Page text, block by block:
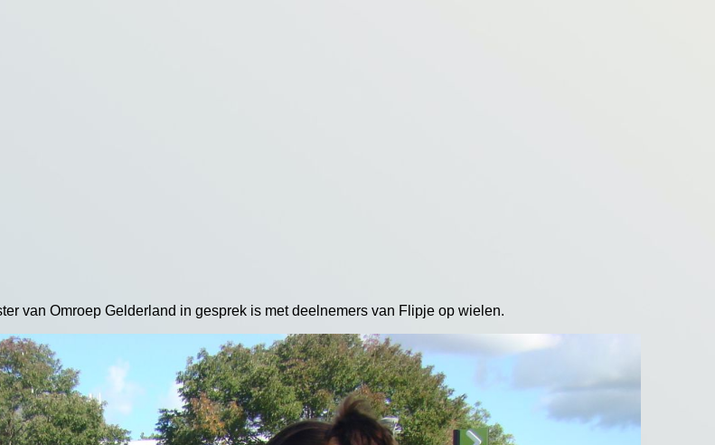
van Omroep Gelderland in gesprek is met deelnemers van Flipje op wielen.